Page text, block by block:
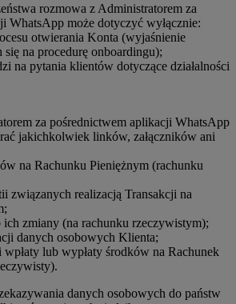
rozmowa z Administratorem za
WhatsApp może dotyczyć wyłącznie:
otwierania Konta (wyjaśnienie
się na procedurę onboardingu);
na pytania klientów dotyczące działalności
za pośrednictwem aplikacji WhatsApp
jakichkolwiek linków, załączników ani
na Rachunku Pieniężnym (rachunku
związanych realizacją Transakcji na
ich zmiany (na rachunku rzeczywistym);
danych osobowych Klienta;
wpłaty lub wypłaty środków na Rachunek
danych osobowych do państw